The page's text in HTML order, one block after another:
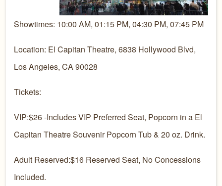
Showtimes: 10:00 AM, 01:15 PM, 04:30 PM, 07:45 PM
Location: El Capitan Theatre, 6838 Hollywood Blvd,
Los Angeles, CA 90028
Tickets:
VIP:$26 -Includes VIP Preferred Seat, Popcorn in a El
Capitan Theatre Souvenir Popcorn Tub & 20 oz. Drink.
Adult Reserved:$16 Reserved Seat, No Concessions
Included.